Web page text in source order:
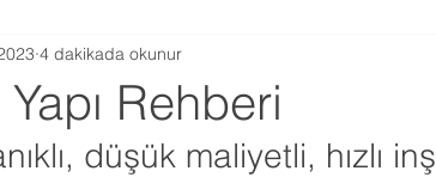
Rehberi
4 dakikada okunur
düşük maliyetli, hızlı